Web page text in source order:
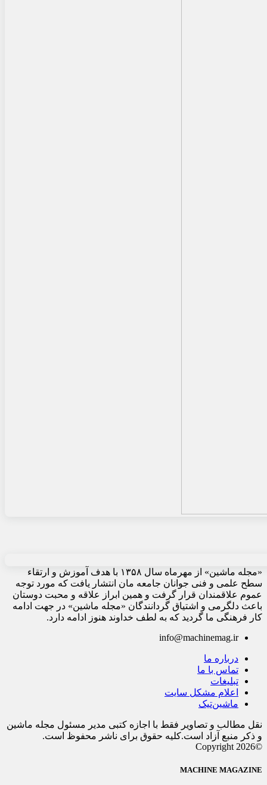
«مجله ماشین» از مهرماه سال ۱۳۵۸ با هدف آموزش و ارتقاء
سطح علمی و فنی جوانان جامعه مان انتشار یافت که مورد توجه
عموم علاقمندان قرار گرفت و همین ابراز علاقه و محبت دوستان
باعث دلگرمی و اشتیاق گردانندگان «مجله ماشین» در جهت ادامه
کار فرهنگی ما گردید که به لطف خداوند هنوز ادامه دارد.
info@machinemag.ir
درباره ما
تماس با ما
تبلیغات
اعلام مشکل سایت
ماشین‌تیک
نقل مطالب و تصاویر فقط با اجازه کتبی مدیر مسئول مجله ماشین
و ذکر منبع آزاد است.کلیه حقوق برای ناشر محفوظ است.
©Copyright 2026
MACHINE MAGAZINE